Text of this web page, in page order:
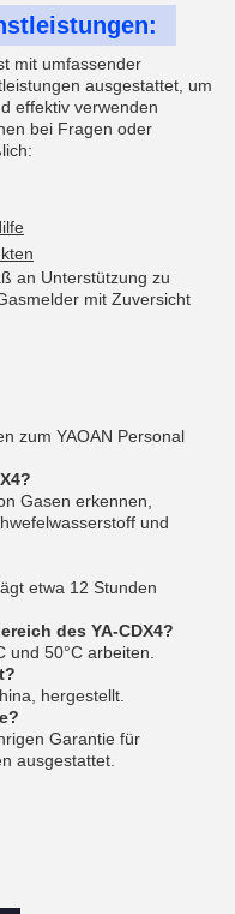
mit umfassender
ausgestattet, um
effektiv verwenden
bei Fragen oder
an Unterstützung zu
mit Zuversicht
zum YAOAN Personal
Gasen erkennen,
und
etwa 12 Stunden
des YA-CDX4?
und 50°C arbeiten.
hergestellt.
Garantie für
ausgestattet.